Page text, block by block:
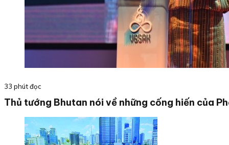
33 phút đọc
Thủ tướng Bhutan nói về những cống hiến của